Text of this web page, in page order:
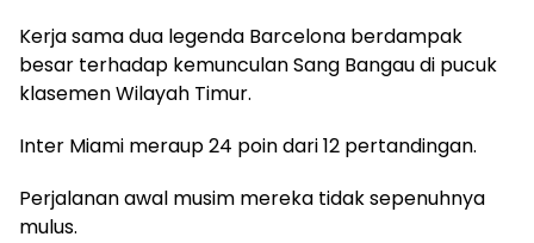
Kerja sama dua legenda Barcelona berdampak
besar terhadap kemunculan Sang Bangau di pucuk
klasemen Wilayah Timur.
Inter Miami meraup 24 poin dari 12 pertandingan.
Perjalanan awal musim mereka tidak sepenuhnya
mulus.